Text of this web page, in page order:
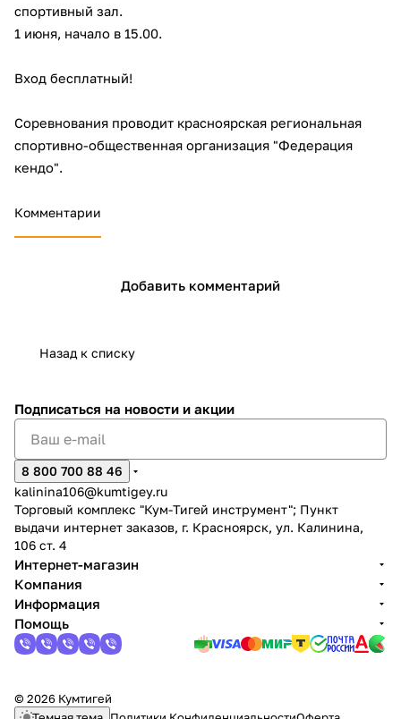
спортивный зал.
1 июня, начало в 15.00.
Вход бесплатный!
Соревнования проводит красноярская региональная
спортивно-общественная организация "Федерация
кендо".
Комментарии
Добавить комментарий
Назад к списку
Подписаться на новости и акции
8 800 700 88 46
kalinina106@kumtigey.ru
Торговый комплекс "Кум-Тигей инструмент"; Пункт
выдачи интернет заказов, г. Красноярск, ул. Калинина,
106 ст. 4
Интернет-магазин
Компания
Информация
Помощь
© 2026 Кумтигей